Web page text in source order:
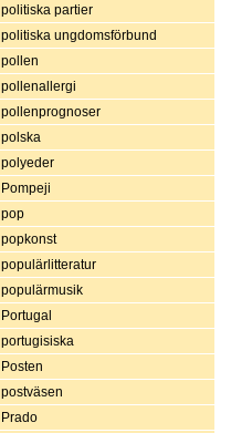
politiska partier
politiska ungdomsförbund
pollen
pollenallergi
pollenprognoser
polska
polyeder
Pompeji
pop
popkonst
populärlitteratur
populärmusik
Portugal
portugisiska
Posten
postväsen
Prado